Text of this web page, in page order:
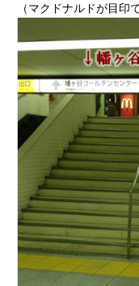
（マクドナルドが目印